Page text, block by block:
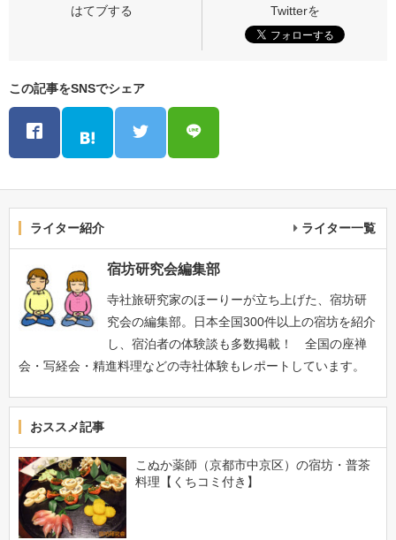
この記事をSNSでシェア
ライター紹介 ライター一覧
宿坊研究会編集部
寺社旅研究家のほーりーが立ち上げた、宿坊研
究会の編集部。日本全国300件以上の宿坊を紹介
し、宿泊者の体験談も多数掲載！ 全国の座禅
会・写経会・精進料理などの寺社体験もレポートしています。
おススメ記事
こぬか薬師（京都市中京区）の宿坊・普茶
料理【くちコミ付き】